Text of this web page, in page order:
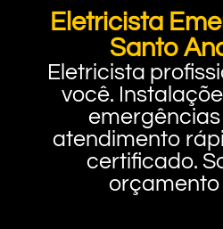
Eletricista
Santo
Eletricista
você.
atendimento
certificado.
orçamento